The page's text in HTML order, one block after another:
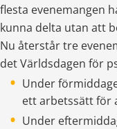
flesta evenemangen
kunna delta utan att
Nu återstår tre
det Världsdagen för
Under
ett arbetssätt för
Under